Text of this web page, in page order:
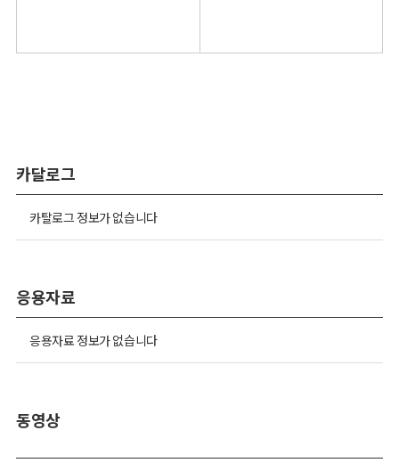
카달로그
카탈로그 정보가 없습니다
응용자료
응용자료 정보가 없습니다
동영상